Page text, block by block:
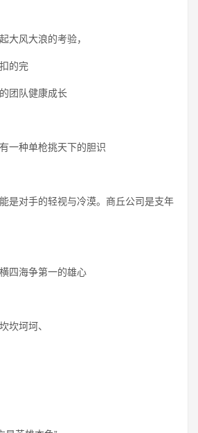
大风大浪的考验，
的完
团队健康成长
一种单枪挑天下的胆识
是对手的轻视与冷漠。商丘公司是支年
四海争第一的雄心
坎坷坷、